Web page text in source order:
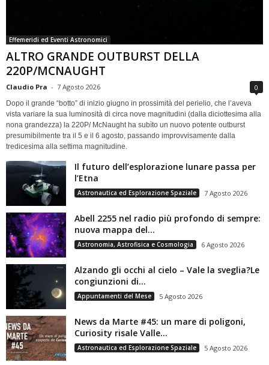
Effemeridi ed Eventi Astronomici
ALTRO GRANDE OUTBURST DELLA
220P/MCNAUGHT
Claudio Pra - 7 Agosto 2026 0
Dopo il grande “botto” di inizio giugno in prossimità del perielio, che l’aveva
vista variare la sua luminosità di circa nove magnitudini (dalla diciottesima alla
nona grandezza) la 220P/ McNaught ha subìto un nuovo potente outburst
presumibilmente tra il 5 e il 6 agosto, passando improvvisamente dalla
tredicesima alla settima magnitudine.
Il futuro dell’esplorazione lunare passa per
l’Etna
Astronautica ed Esplorazione Spaziale 7 Agosto 2026
Abell 2255 nel radio più profondo di sempre:
nuova mappa del...
Astronomia, Astrofisica e Cosmologia 6 Agosto 2026
Alzando gli occhi al cielo – Vale la sveglia?Le
congiunzioni di...
Appuntamenti del Mese 5 Agosto 2026
News da Marte #45: un mare di poligoni,
Curiosity risale Valle...
Astronautica ed Esplorazione Spaziale 5 Agosto 2026